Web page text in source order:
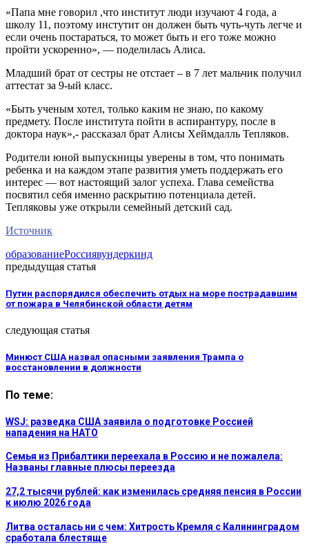
«Папа мне говорил ,что институт люди изучают 4 года, а
школу 11, поэтому инстутит он должен быть чуть-чуть легче и
если очень постараться, то может быть и его тоже можно
пройти ускоренно», — поделилась Алиса.
Младший брат от сестры не отстает – в 7 лет мальчик получил
аттестат за 9-ый класс.
«Быть ученым хотел, только каким не знаю, по какому
предмету. После института пойти в аспирантуру, после в
доктора наук»,- рассказал брат Алисы Хеймдалль Тепляков.
Родители юной выпускницы уверены в том, что понимать
ребенка и на каждом этапе развития уметь поддержать его
интерес — вот настоящий залог успеха. Глава семейства
посвятил себя именно раскрытию потенциала детей.
Тепляковы уже открыли семейный детский сад.
Источник
образованиеРоссиявундеркинд
предыдущая статья
Путин распорядился обеспечить отдых на море пострадавшим
от пожара в Челябинской области детям
следующая статья
Минюст США назвал опасными заявления Трампа о
восстановлении в должности
По теме:
WSJ: разведка США заявила о подготовке Россией
нападения на НАТО
Семья из Прибалтики переехала в Россию и не пожалела:
Названы главные плюсы переезда
27,2 тысячи рублей: как изменилась средняя пенсия в России
к июлю 2026 года
Литва осталась ни с чем: Хитрость Кремля с Калининградом
сработала блестяще